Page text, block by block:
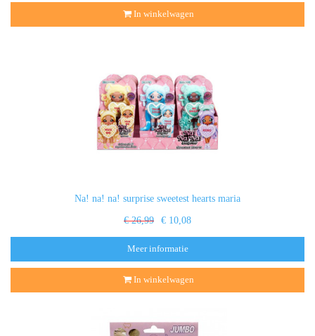
In winkelwagen
Na! na! na! surprise sweetest hearts maria
€ 26,99 € 10,08
Meer informatie
In winkelwagen